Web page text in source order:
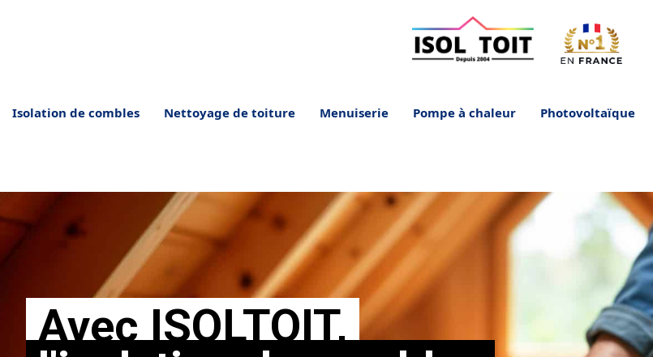
Isolation de combles Nettoyage de toiture Menuiserie Pompe à chaleur Photovoltaïque
Avec ISOLTOIT,